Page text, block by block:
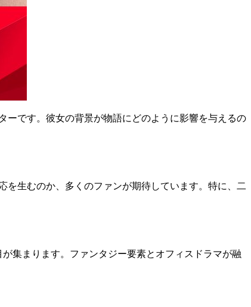
ーです。彼女の背景が物語にどのように影響を与えるの
生むのか、多くのファンが期待しています。特に、二
集まります。ファンタジー要素とオフィスドラマが融